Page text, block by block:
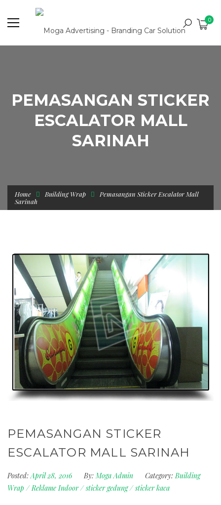
0
PEMASANGAN STICKER
ESCALATOR MALL
SARINAH
Home Building Wrap
Pemasangan Sticker Escalator Mall
Sarinah
PEMASANGAN STICKER
ESCALATOR MALL SARINAH
Posted: April 28, 2016 By: Moga Admin Category: Building
Wrap / Reklame Indoor/sticker gedung/sticker kaca